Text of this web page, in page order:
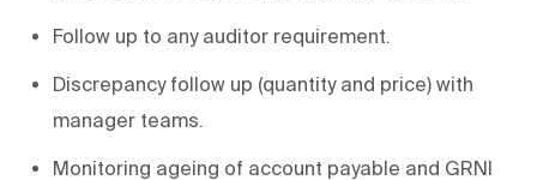
Follow up to any auditor requirement.
Discrepancy follow up (quantity and price) with
manager teams.
Monitoring ageing of account payable and GRNI